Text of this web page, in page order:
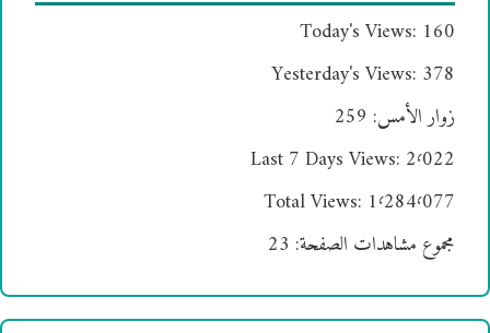
Today's Views: 160
Yesterday's Views: 378
زوار الأمس: 259
Last 7 Days Views: 2٬022
Total Views: 1٬284٬077
مجموع مشاهدات الصفحة: 23